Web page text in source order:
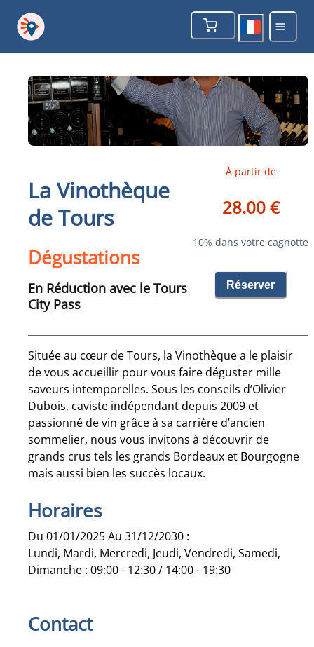
La Vinothèque
de Tours
Dégustations
En Réduction avec le Tours
City Pass
À partir de
28.00 €
10% dans votre cagnotte
Réserver
Située au cœur de Tours, la Vinothèque a le plaisir
de vous accueillir pour vous faire déguster mille
saveurs intemporelles. Sous les conseils d’Olivier
Dubois, caviste indépendant depuis 2009 et
passionné de vin grâce à sa carrière d’ancien
sommelier, nous vous invitons à découvrir de
grands crus tels les grands Bordeaux et Bourgogne
mais aussi bien les succès locaux.
Horaires
Du 01/01/2025 Au 31/12/2030 :
Lundi, Mardi, Mercredi, Jeudi, Vendredi, Samedi,
Dimanche : 09:00 - 12:30 / 14:00 - 19:30
Contact